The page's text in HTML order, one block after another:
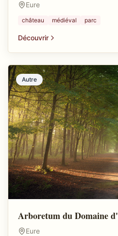
Eure
château médiéval parc
Découvrir
Autre
Arboretum du Domaine
Eure